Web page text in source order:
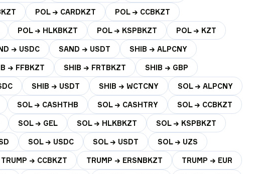
POL → CARDKZT POL → CCBKZT
POL → HLKBKZT POL → KSPBKZT POL → KZT
→ USDC SAND → USDT SHIB → ALPCNY
→ FFBKZT SHIB → FRTBKZT SHIB → GBP
SHIB → USDT SHIB → WCTCNY SOL → ALPCNY
SOL → CASHTHB SOL → CASHTRY SOL → CCBKZT
SOL → GEL SOL → HLKBKZT SOL → KSPBKZT
SOL → USDC SOL → USDT SOL → UZS
TRUMP → CCBKZT TRUMP → ERSNBKZT TRUMP → EUR